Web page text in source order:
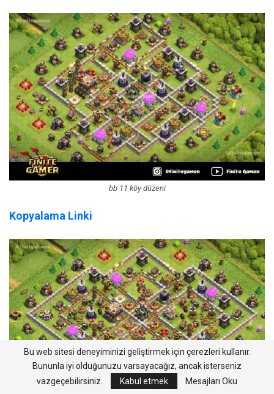
bb 11 köy düzeni
Kopyalama Linki
Bu web sitesi deneyiminizi geliştirmek için çerezleri kullanır.
Bununla iyi olduğunuzu varsayacağız, ancak isterseniz
vazgeçebilirsiniz.
Kabul etmek Mesajları Oku